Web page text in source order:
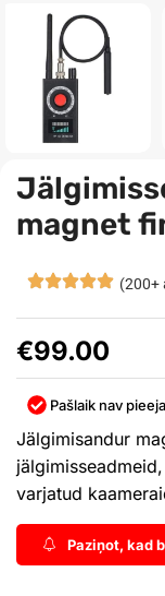
magnet
(200+
€99.00
Pašlaik nav
Jälgimisandur
varjatud
Paziņot, kad